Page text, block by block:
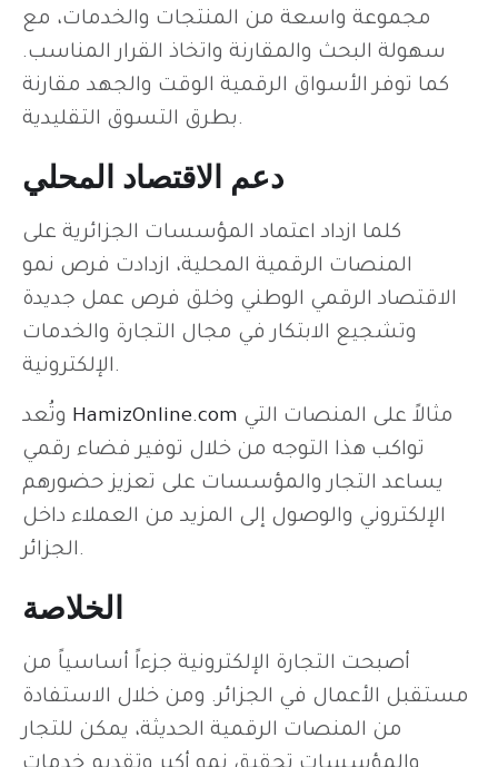
مجموعة واسعة من المنتجات والخدمات، مع
سهولة البحث والمقارنة واتخاذ القرار المناسب.
كما توفر الأسواق الرقمية الوقت والجهد مقارنة
بطرق التسوق التقليدية.
دعم الاقتصاد المحلي
كلما ازداد اعتماد المؤسسات الجزائرية على
المنصات الرقمية المحلية، ازدادت فرص نمو
الاقتصاد الرقمي الوطني وخلق فرص عمل جديدة
وتشجيع الابتكار في مجال التجارة والخدمات
الإلكترونية.
HamizOnline.com
تواكب هذا التوجه من خلال توفير فضاء رقمي
يساعد التجار والمؤسسات على تعزيز حضورهم
الإلكتروني والوصول إلى المزيد من العملاء داخل
الجزائر.
الخلاصة
أصبحت التجارة الإلكترونية جزءاً أساسياً من
مستقبل الأعمال في الجزائر. ومن خلال الاستفادة
من المنصات الرقمية الحديثة، يمكن للتجار